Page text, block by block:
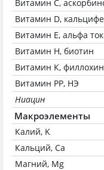
Витамин C,
Витамин D,
Витамин Е, альфа
Витамин Н, биотин
Витамин К,
Витамин РР, НЭ
Ниацин
Макроэлементы
Калий, K
Кальций, Ca
Магний, Mg